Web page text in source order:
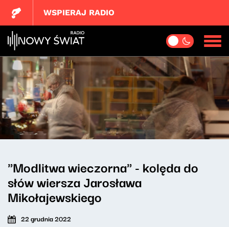
WSPIERAJ RADIO
"Modlitwa wieczorna" - kolęda do
słów wiersza Jarosława
Mikołajewskiego
22 grudnia 2022